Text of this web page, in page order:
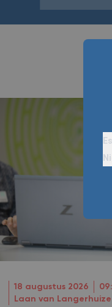
18 augustus 2026
Laan van Langerhuize